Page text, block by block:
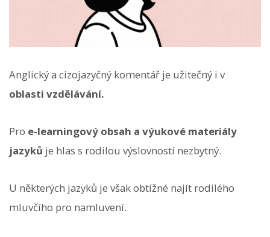
Anglický a cizojazyčný komentář je užitečný i v
oblasti vzdělávání.
Pro e-learningový obsah a výukové materiály
jazyků je hlas s rodilou výslovností nezbytný.
U některých jazyků je však obtížné najít rodilého
mluvčího pro namluvení.